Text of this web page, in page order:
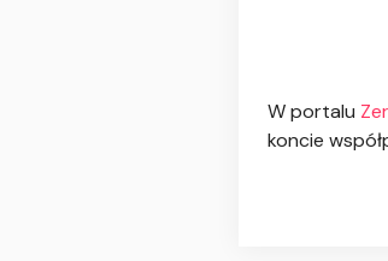
W portalu
koncie